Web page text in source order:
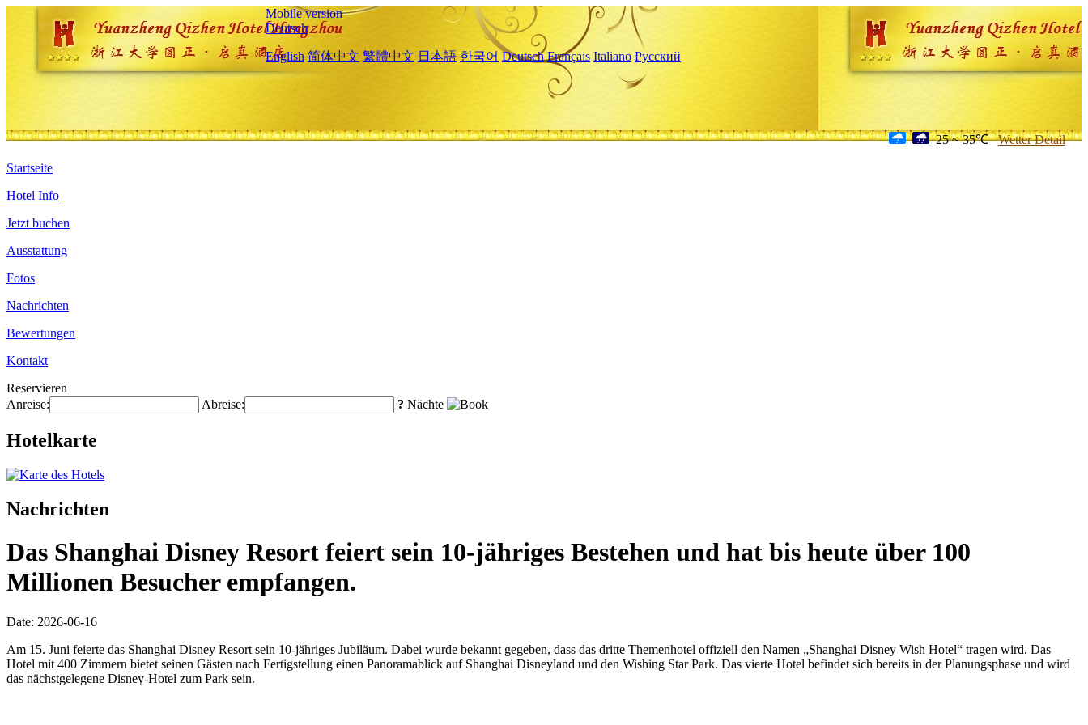
Mobile version
Deutsch
English 简体中文 繁體中文 日本語 한국어 Deutsch Français Italiano Русский
25 ~ 35℃ Wetter Detail
Startseite
Hotel Info
Jetzt buchen
Ausstattung
Fotos
Nachrichten
Bewertungen
Kontakt
Reservieren
Anreise:
Abreise: ? Nächte
Hotelkarte
Nachrichten
Das Shanghai Disney Resort feiert sein 10-jähriges Bestehen und hat bis heute über 100
Millionen Besucher empfangen.
Date: 2026-06-16
Am 15. Juni feierte das Shanghai Disney Resort sein 10-jähriges Jubiläum. Dabei wurde bekannt gegeben, dass das dritte Themenhotel offiziell den Namen „Shanghai Disney Wish Hotel“ tragen wird. Das
Hotel mit 400 Zimmern bietet seinen Gästen nach Fertigstellung einen Panoramablick auf Shanghai Disneyland und den Wishing Star Park. Das vierte Hotel befindet sich bereits in der Planungsphase und wird
das nächstgelegene Disney-Hotel zum Park sein.